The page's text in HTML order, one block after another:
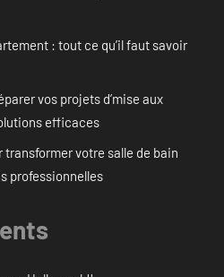
: tout ce qu’il faut savoir
vos projets d’mise aux
efficaces
votre salle de bain
professionnelles